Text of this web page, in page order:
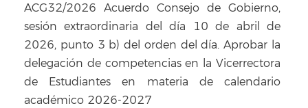
ACG32/2026 Acuerdo Consejo de Gobierno,
sesión extraordinaria del día 10 de abril de
2026, punto 3 b) del orden del día. Aprobar la
delegación de competencias en la Vicerrectora
de Estudiantes en materia de calendario
académico 2026-2027